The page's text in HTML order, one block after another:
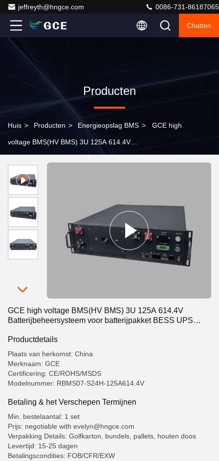
jeffreyth@hngce.com 0086-731-86187065
Chatten
Producten
Huis > Producten > Energieopslag BMS > GCE high
voltage BMS(HV BMS) 3U 125A 614.4V
Data Center
GCE high voltage BMS(HV BMS) 3U 125A 614.4V
Batterijbeheersysteem voor batterijpakket BESS UPS
Productdetails
Plaats van herkomst: China
Merknaam: GCE
Certificering: CE/ROHS/MSDS
Modelnummer: RBMS07-S24H-125A614.4V
Betaling & het Verschepen Termijnen
Min. bestelaantal: 1 set
Prijs: negotiable with evelyn@hngce.com
Verpakking Details: Golfkarton, bundels, pallets, houten doos
Levertijd: 15-25 dagen
Betalingscondities: FOB/CFR/EXW